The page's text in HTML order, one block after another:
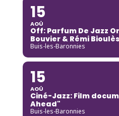
15
AOÛ
Off: Parfum De Jazz
Bouvier & Rémi Bioulès
Buis-les-Baronnies
15
AOÛ
Ciné-Jazz: Film
Ahead"
Buis-les-Baronnies